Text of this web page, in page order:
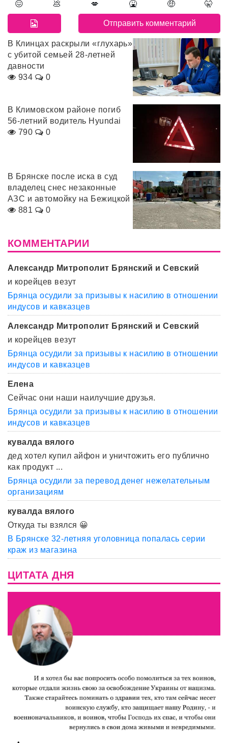
😖 💩 💋 🤮 🤑 🤫
В Клинцах раскрыли «глухарь»
с убитой семьей 28-летней
давности
934
0
В Климовском районе погиб
56-летний водитель Hyundai
790
0
В Брянске после иска в суд
владелец снес незаконные
АЗС и автомойку на Бежицкой
881
0
КОММЕНТАРИИ
Александр Митрополит Брянский и Севский
и корейцев везут
Брянца осудили за призывы к насилию в отношении
индусов и кавказцев
Александр Митрополит Брянский и Севский
и корейцев везут
Брянца осудили за призывы к насилию в отношении
индусов и кавказцев
Елена
Сейчас они наши наилучшие друзья.
Брянца осудили за призывы к насилию в отношении
индусов и кавказцев
кувалда вялого
дед хотел купил айфон и уничтожить его публично
как продукт ...
Брянца осудили за перевод денег нежелательным
организациям
кувалда вялого
Откуда ты взялся 😀
В Брянске 32-летняя уголовница попалась серии
краж из магазина
ЦИТАТА ДНЯ